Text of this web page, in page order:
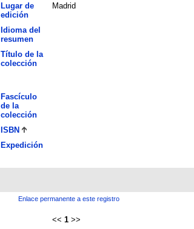
Lugar de
edición
Madrid
Idioma del
resumen
Título de la
colección
Fascículo
de la
colección
ISBN
Expedición
Enlace permanente a este registro
<< 1 >>